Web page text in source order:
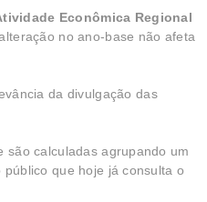
Econômica Regional
no ano-base não afeta
da divulgação das
são calculadas agrupando um
que hoje já consulta o